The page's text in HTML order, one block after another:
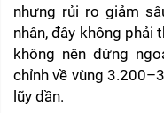
nhưng rủi ro giảm
nhân, đây không phải
không nên đứng
chỉnh về vùng
lũy dần.